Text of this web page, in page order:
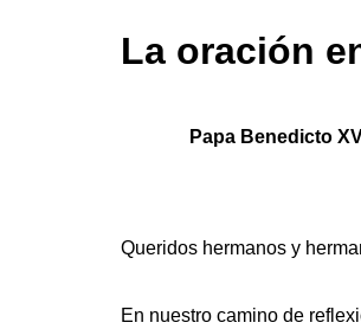
La oración
Papa Benedicto
Queridos hermanos y
En nuestro camino de